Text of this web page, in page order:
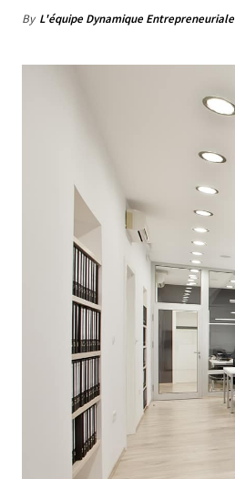
By L'équipe Dynamique Entrepreneuriale